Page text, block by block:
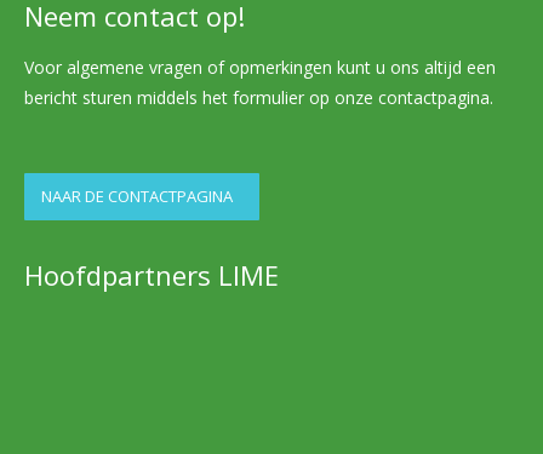
Neem contact op!
Voor algemene vragen of opmerkingen kunt u ons altijd een
bericht sturen middels het formulier op onze contactpagina.
NAAR DE CONTACTPAGINA
Hoofdpartners LIME